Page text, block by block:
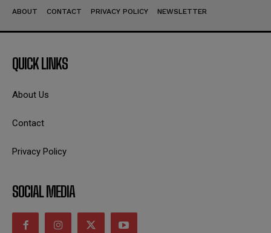
ABOUT CONTACT PRIVACY POLICY NEWSLETTER
QUICK LINKS
About Us
Contact
Privacy Policy
SOCIAL MEDIA